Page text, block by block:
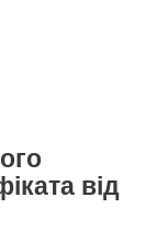
від